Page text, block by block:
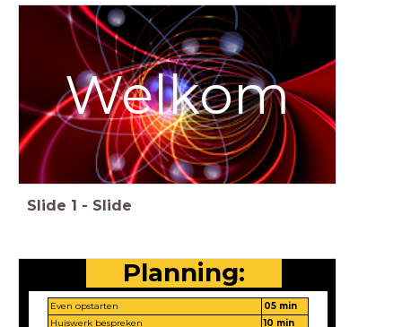
Welkom
Slide 1 - Slide
Planning:
Even opstarten
05 min
Huiswerk bespreken
10 min